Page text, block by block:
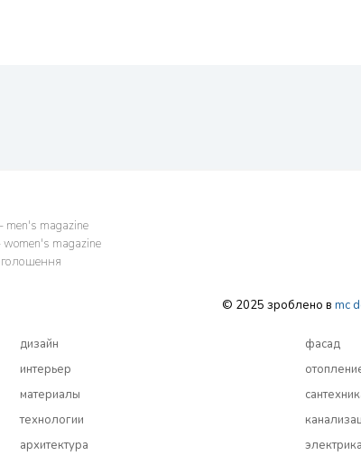
- men's magazine
women's magazine
© 2025 зроблено в mc
дизайн
интерьер
материалы
технологии
архитектура
фасад
электрика